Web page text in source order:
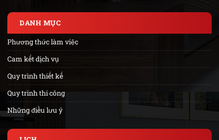
DANH MỤC
Phương thức làm việc
Cam kết dịch vụ
Quy trình thiết kế
Quy trình thi công
Những điều lưu ý